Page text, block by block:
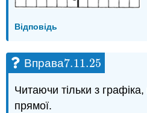
Відповідь
Вправа7.11.25
7.11.25
Читаючи тільки з
прямої.